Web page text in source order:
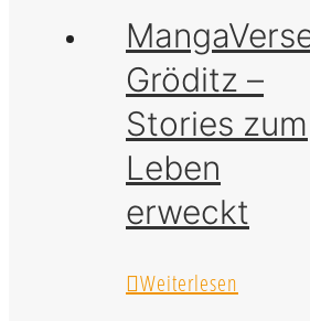
Gröditz –
Stories zum
Leben
erweckt
Weiterlesen